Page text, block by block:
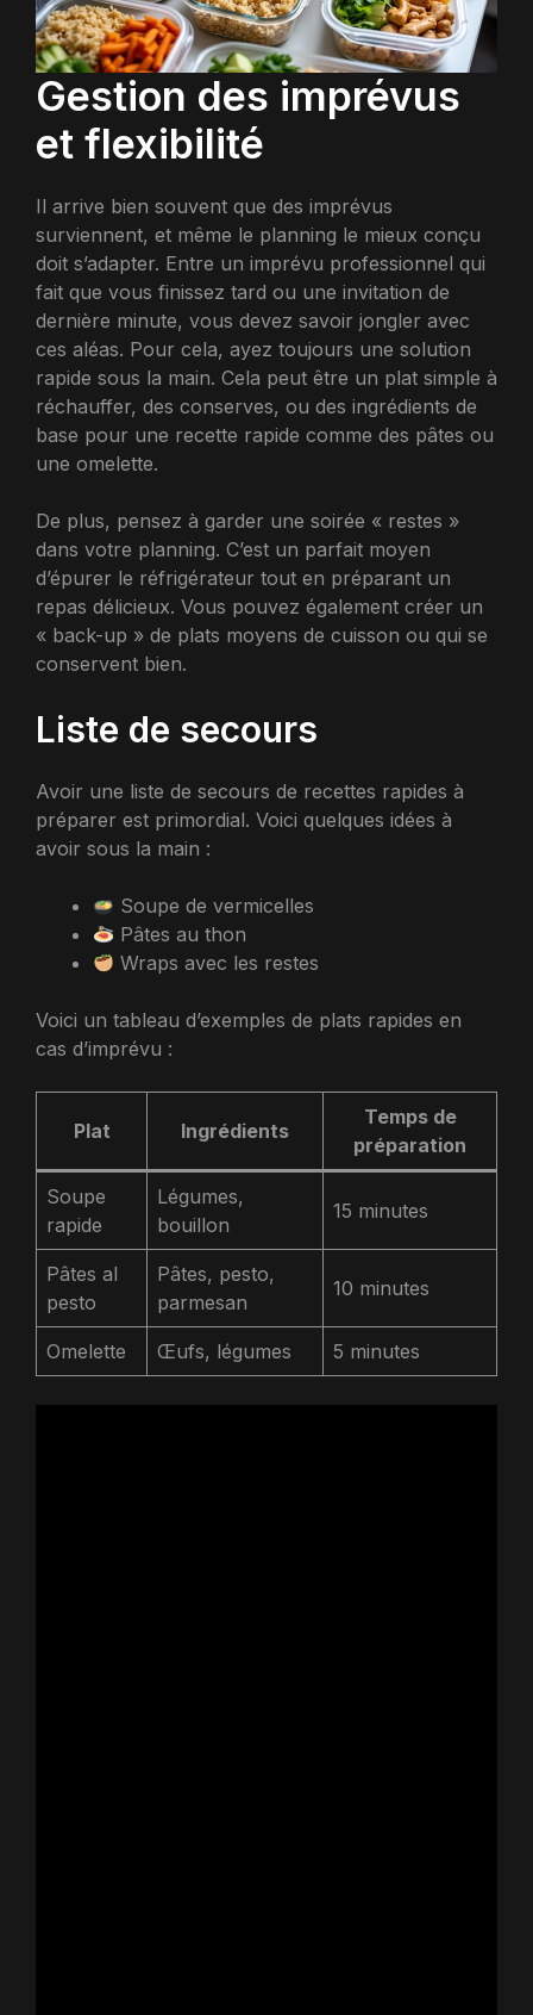
Gestion des imprévus
et flexibilité
Il arrive bien souvent que des imprévus
surviennent, et même le planning le mieux conçu
doit s’adapter. Entre un imprévu professionnel qui
fait que vous finissez tard ou une invitation de
dernière minute, vous devez savoir jongler avec
ces aléas. Pour cela, ayez toujours une solution
rapide sous la main. Cela peut être un plat simple à
réchauffer, des conserves, ou des ingrédients de
base pour une recette rapide comme des pâtes ou
une omelette.
De plus, pensez à garder une soirée « restes »
dans votre planning. C’est un parfait moyen
d’épurer le réfrigérateur tout en préparant un
repas délicieux. Vous pouvez également créer un
« back-up » de plats moyens de cuisson ou qui se
conservent bien.
Liste de secours
Avoir une liste de secours de recettes rapides à
préparer est primordial. Voici quelques idées à
avoir sous la main :
Soupe de vermicelles
Pâtes au thon
Wraps avec les restes
Voici un tableau d’exemples de plats rapides en
cas d’imprévu :
Plat Ingrédients
Temps de
préparation
Soupe
rapide
Légumes,
bouillon
15 minutes
Pâtes al
pesto
Pâtes, pesto,
parmesan
10 minutes
Omelette Œufs, légumes 5 minutes